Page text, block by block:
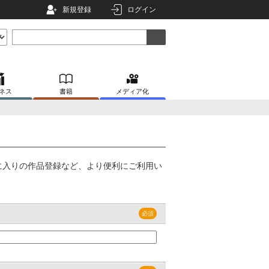
新規登録 ログイン
ス 書籍 メディア化
りの作品登録など、より便利にご利用い